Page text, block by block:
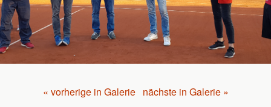
« vorherige in Galerie nächste in Galerie »